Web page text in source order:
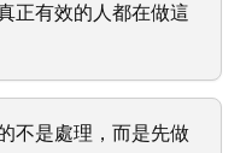
正有效的人都在做這
不是處理，而是先做